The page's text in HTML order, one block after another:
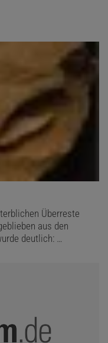
Überreste
aus den
deutlich: …